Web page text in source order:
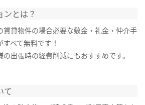
ンとは？
賃貸物件の場合必要な敷金・礼金・仲介手
すべて無料です！
の出張時の経費削減にもおすすめです。
て